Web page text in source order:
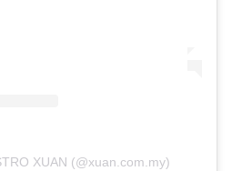
XUAN (@xuan.com.my)